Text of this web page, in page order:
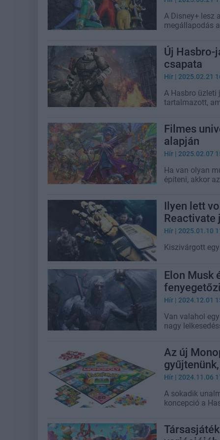
A Disney+ lesz
megállapodás
Új Hasbro-
csapata
Hír | 2025.02.21
A Hasbro üzleti
tartalmazott,
Filmes
alapján
Hír | 2025.02.07
Ha van olyan
építeni, akkor
Ilyen lett
Reactivate
Hír | 2025.01.10
Kiszivárgott
Elon Musk
Hír | 2024.12.01
Van valahol
nagy
Az új
Hír | 2024.11.06
A sokadik
koncepció a